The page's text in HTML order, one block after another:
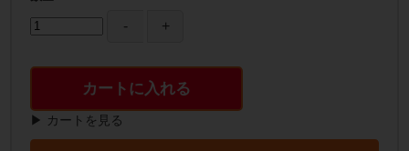
カートに入れる
▶ カートを見る